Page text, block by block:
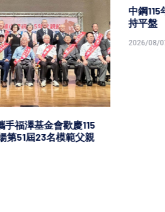
中鋼115年9月盤價會議 鋼品售價維
持平盤
2026/08/07